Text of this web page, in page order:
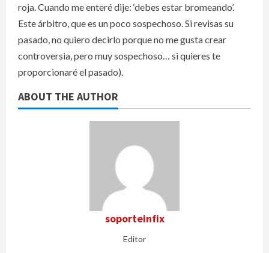
roja. Cuando me enteré dije: ‘debes estar bromeando’.
Este árbitro, que es un poco sospechoso. Si revisas su
pasado, no quiero decirlo porque no me gusta crear
controversia, pero muy sospechoso… si quieres te
proporcionaré el pasado).
ABOUT THE AUTHOR
soporteinfix
Editor